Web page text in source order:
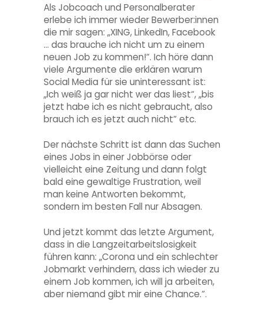
Als Jobcoach und Personalberater
erlebe ich immer wieder Bewerber:innen
die mir sagen: „XING, LinkedIn, Facebook
… das brauche ich nicht um zu einem
neuen Job zu kommen!“. Ich höre dann
viele Argumente die erklären warum
Social Media für sie uninteressant ist:
„Ich weiß ja gar nicht wer das liest“, „bis
jetzt habe ich es nicht gebraucht, also
brauch ich es jetzt auch nicht“ etc.
Der nächste Schritt ist dann das Suchen
eines Jobs in einer Jobbörse oder
vielleicht eine Zeitung und dann folgt
bald eine gewaltige Frustration, weil
man keine Antworten bekommt,
sondern im besten Fall nur Absagen.
Und jetzt kommt das letzte Argument,
dass in die Langzeitarbeitslosigkeit
führen kann: „Corona und ein schlechter
Jobmarkt verhindern, dass ich wieder zu
einem Job kommen, ich will ja arbeiten,
aber niemand gibt mir eine Chance.“.